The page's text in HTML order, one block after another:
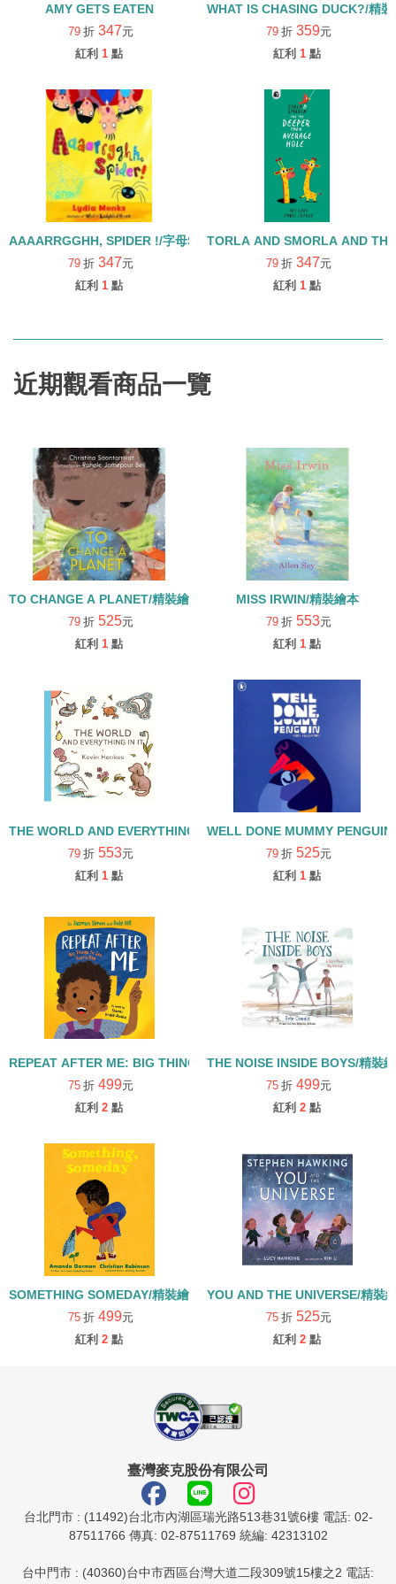
AMY GETS EATEN
79 折 347元
紅利 1 點
WHAT IS CHASING DUCK?/精裝
79 折 359元
紅利 1 點
AAAARRGGHH, SPIDER !/字母S學習繪本
79 折 347元
紅利 1 點
TORLA AND SMORLA AND
79 折 347元
紅利 1 點
近期觀看商品一覽
TO CHANGE A PLANET/精裝繪本
79 折 525元
紅利 1 點
MISS IRWIN/精裝繪本
79 折 553元
紅利 1 點
THE WORLD AND EVERYTHING IN IT/精裝繪本
79 折 553元
紅利 1 點
WELL DONE MUMMY
79 折 525元
紅利 1 點
REPEAT AFTER ME: BIG THINGS TO SAY EVERY DAY/精裝繪本
75 折 499元
紅利 2 點
THE NOISE INSIDE BOYS/精裝
75 折 499元
紅利 2 點
SOMETHING SOMEDAY/精裝繪本
75 折 499元
紅利 2 點
YOU AND THE UNIVERSE/精裝
75 折 525元
紅利 2 點
臺灣麥克股份有限公司
台北門市 : (11492)台北市內湖區瑞光路513巷31號6樓 電話: 02-
87511766 傳真: 02-87511769 統編: 42313102
台中門市 : (40360)台中市西區台灣大道二段309號15樓之2 電話: